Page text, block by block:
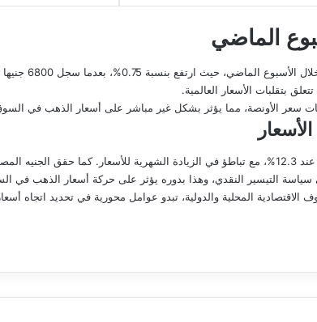
الماضي
سعر الأونصة، مما يؤثر بشكل غير مباشر على أسعار الذهب في
تظهر البيانات الاقتصادية استمرار معدل التضخم عند 12.3%، مع تباطؤ في الزيادة
التيسير النقدي، وهذا بدوره يؤثر على حركة أسعار الذهب في
الاقتصادية المحلية والدولية، تبدو عوامل محورية في تحديد اتجاه